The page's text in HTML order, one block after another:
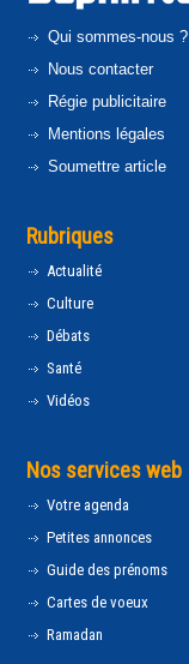
Qui sommes-nous ?
Nous contacter
Régie publicitaire
Mentions légales
Soumettre article
Rubriques
Actualité
Culture
Débats
Santé
Vidéos
Nos services web
Votre agenda
Petites annonces
Guide des prénoms
Cartes de voeux
Ramadan